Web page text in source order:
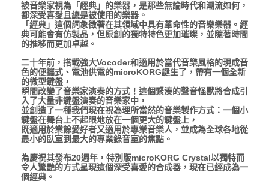
被音樂家視為「經典」的樂器，是那些無論時代和潮流如何，
都深受喜愛且總是被使用的樂器。
「經典」這個詞象徵著在其領域中具有革命性的音樂樂器。經
典可能會有仿製品，但原創的獨特特色更加璀璨，並隨著時間
的推移而更加卓越。
二十年前，搭載強大Vocoder和適用於當代音樂風格的現成音
色的便攜式、電池供電的microKORG誕生了，帶有一個全新
的微型鍵盤，
瞬間改變了音樂家演奏的方式！這個緊湊的聲音怪獸將合成引
入了大量非鍵盤演奏的音樂家中，
並創造了一種我們現在視為理所當然的音樂製作方式：一個小
鍵盤在舞台上不起眼地放在一個更大的鍵盤上，
既適用於業餘愛好者又適用於專業音樂人，並成為全球各地從
最小的臥室到最大的專業錄音室的焦點。
為慶祝其發布20週年，特別版microKORG Crystal以獨特而
令人驚艷的方式呈現這個深受喜愛的合成器，現在已經成為一
個經典。